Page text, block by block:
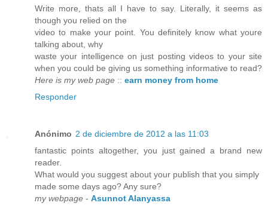
Write more, thats all I have to say. Literally, it seems as
though you relied on the
video to make your point. You definitely know what youre
talking about, why
waste your intelligence on just posting videos to your site
when you could be giving us something informative to read?
Here is my web page :: earn money from home
Responder
Anónimo 2 de diciembre de 2012 a las 11:03
fantastic points altogether, you just gained a brand new
reader.
What would you suggest about your publish that you simply
made some days ago? Any sure?
my webpage - Asunnot Alanyassa